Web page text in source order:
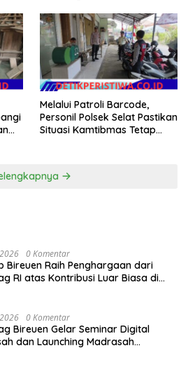
Melalui Patroli Barcode,
Personil Polsek Selat Pastikan
Situasi Kamtibmas Tetap
0 Komentar
Bireuen Raih Penghargaan dari
RI atas Kontribusi Luar Biasa di
0 Komentar
Bireuen Gelar Seminar Digital
dan Launching Madrasah